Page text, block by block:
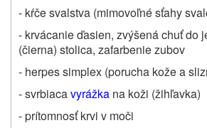
- kŕče svalstva (mimovoľné sťahy
- krvácanie ďasien, zvýšená chuť do
(čierna) stolica, zafarbenie zubov
- herpes simplex (porucha kože a
- svrbiacavyrážka na koži (žihľavka)
- prítomnosť krvi v moči